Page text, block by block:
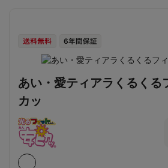
あい・愛ティアラくるくる
カッ